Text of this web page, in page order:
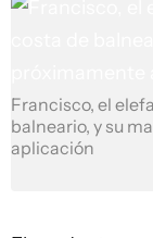
Francisco, el
balneario, y su
aplicación